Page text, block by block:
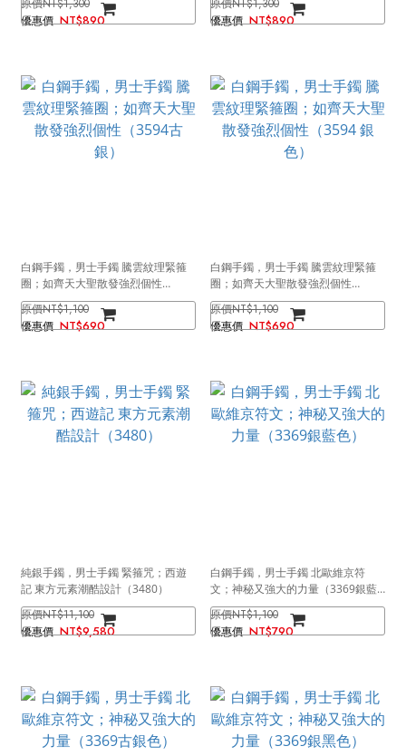
NT$1,300
NT$890
NT$1,300
NT$890
白鋼手鐲，男士手鐲 騰雲紋理緊箍
圈；如齊天大聖散發強烈個性
（3594古銀）
NT$1,100
NT$690
白鋼手鐲，男士手鐲 騰雲紋理緊箍
圈；如齊天大聖散發強烈個性
（3594 銀色）
NT$1,100
NT$690
純銀手鐲，男士手鐲 緊箍咒；西遊
記 東方元素潮酷設計（3480）
NT$11,100
NT$9,580
白鋼手鐲，男士手鐲 北歐維京符
文；神秘又強大的力量（3369銀藍
色）
NT$1,100
NT$790